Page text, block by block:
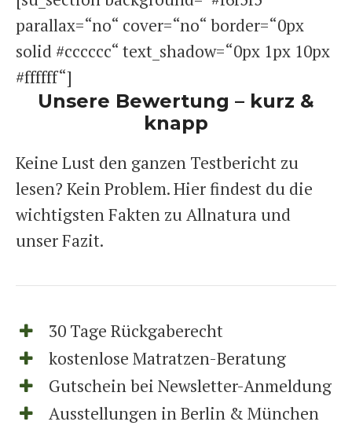
parallax=“no“ cover=“no“ border=“0px
solid #cccccc“ text_shadow=“0px 1px 10px
#ffffff“]
Unsere Bewertung – kurz &
knapp
Keine Lust den ganzen Testbericht zu
lesen? Kein Problem. Hier findest du die
wichtigsten Fakten zu Allnatura und
unser Fazit.
30 Tage Rückgaberecht
kostenlose Matratzen-Beratung
Gutschein bei Newsletter-Anmeldung
Ausstellungen in Berlin & München